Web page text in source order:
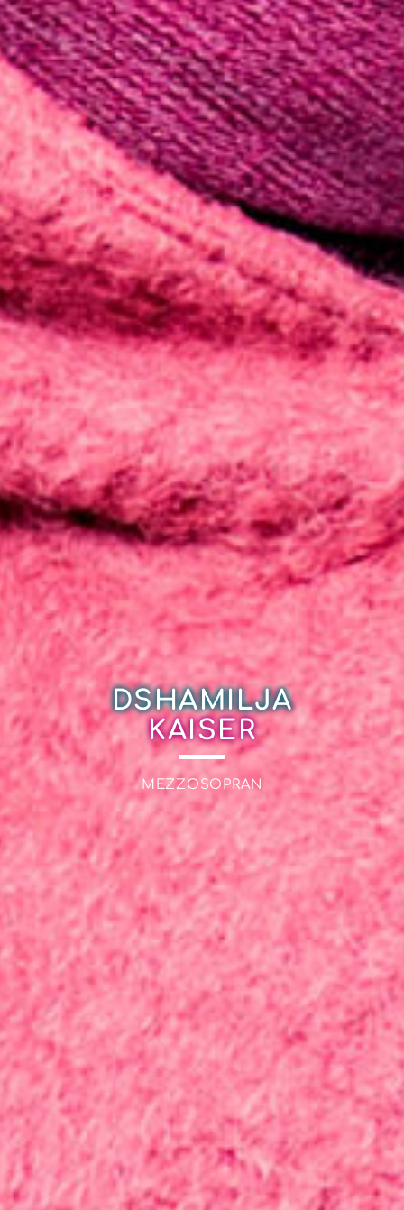
DSHAMILJA
KAISER
MEZZOSOPRAN